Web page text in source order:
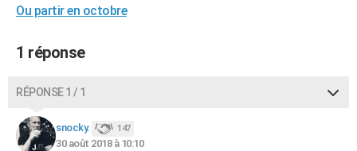
GUIDES D'ACHAT
BONS PLANS
Dictionnaire
Biographies
Citations
Expressions
Proverbes
PROGRAMME TV
Ou partir en octobre
1 réponse
RÉPONSE 1 / 1
snocky. 147
30 août 2018 à 10:10